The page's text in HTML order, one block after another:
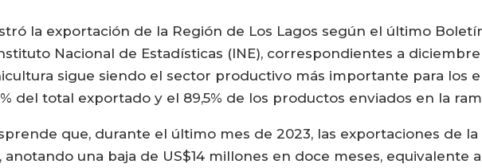
la exportación de la Región de Los Lagos según el último
Nacional de Estadísticas (INE), correspondientes a
sigue siendo el sector productivo más importante para los
del total exportado y el 89,5% de los productos enviados en la
que, durante el último mes de 2023, las exportaciones de
anotando una baja de US$14 millones en doce meses, equivalente